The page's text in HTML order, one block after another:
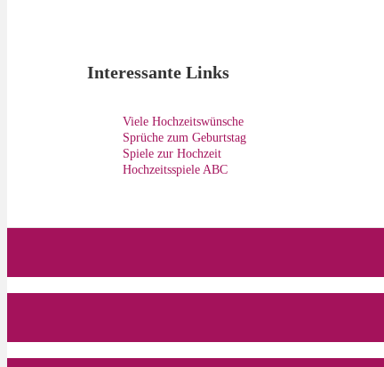
Interessante Links
Viele Hochzeitswünsche
Sprüche zum Geburtstag
Spiele zur Hochzeit
Hochzeitsspiele ABC